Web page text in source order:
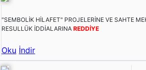
"SEMBOLİK HİLAFET" PROJELERİNE VE SAHTE
RESULLÜK İDDİALARINA REDDİYE
Oku İndir